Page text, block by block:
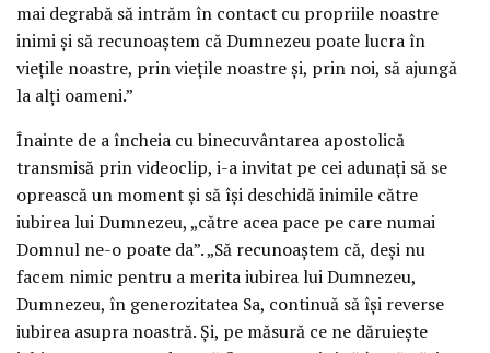
mai degrabă să intrăm în contact cu propriile noastre
inimi și să recunoaștem că Dumnezeu poate lucra în
viețile noastre, prin viețile noastre și, prin noi, să ajungă
la alți oameni.”
Înainte de a încheia cu binecuvântarea apostolică
transmisă prin videoclip, i-a invitat pe cei adunați să se
oprească un moment și să își deschidă inimile către
iubirea lui Dumnezeu, „către acea pace pe care numai
Domnul ne-o poate da”. „Să recunoaștem că, deși nu
facem nimic pentru a merita iubirea lui Dumnezeu,
Dumnezeu, în generozitatea Sa, continuă să își reverse
iubirea asupra noastră. Și, pe măsură ce ne dăruiește